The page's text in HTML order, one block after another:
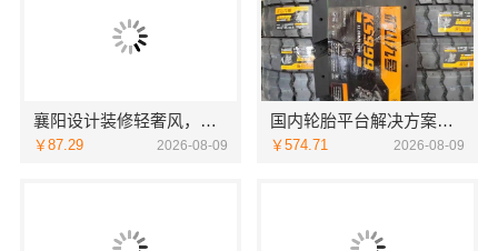
襄阳设计装修轻奢风，百年米莱空间美学装饰材料有限公司精致之选
￥87.29 2026-08-09
国内轮胎平台解决方案，湖北省腾冠畅实业贸易有限公司正品直供
￥574.71 2026-08-09